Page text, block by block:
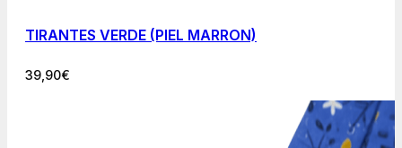
TIRANTES VERDE (PIEL MARRON)
39,90€